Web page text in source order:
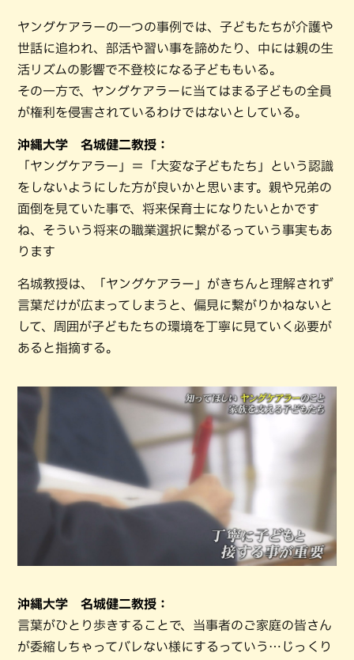
ヤングケアラーの一つの事例では、子どもたちが介護や
世話に追われ、部活や習い事を諦めたり、中には親の生
活リズムの影響で不登校になる子どももいる。
その一方で、ヤングケアラーに当てはまる子どもの全員
が権利を侵害されているわけではないとしている。
沖縄大学 名城健二教授：
「ヤングケアラー」＝「大変な子どもたち」という認識
をしないようにした方が良いかと思います。親や兄弟の
面倒を見ていた事で、将来保育士になりたいとかです
ね、そういう将来の職業選択に繋がるっていう事実もあ
ります
名城教授は、「ヤングケアラー」がきちんと理解されず
言葉だけが広まってしまうと、偏見に繋がりかねないと
して、周囲が子どもたちの環境を丁寧に見ていく必要が
あると指摘する。
沖縄大学 名城健二教授：
言葉がひとり歩きすることで、当事者のご家庭の皆さん
が委縮しちゃってバレない様にするっていう…じっくり